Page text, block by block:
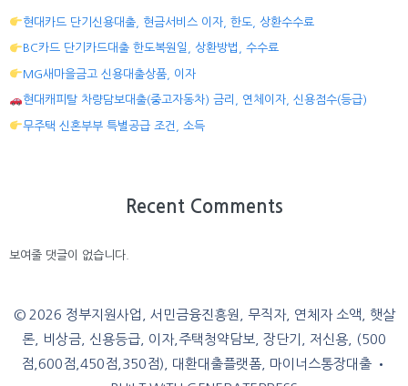
현대카드 단기신용대출, 현금서비스 이자, 한도, 상환수수료
BC카드 단기카드대출 한도복원일, 상환방법, 수수료
MG새마을금고 신용대출상품, 이자
현대캐피탈 차량담보대출(중고자동차) 금리, 연체이자, 신용점수(등급)
무주택 신혼부부 특별공급 조건, 소득
Recent Comments
보여줄 댓글이 없습니다.
© 2026 정부지원사업, 서민금융진흥원, 무직자, 연체자 소액, 햇살
론, 비상금, 신용등급, 이자,주택청약담보, 장단기, 저신용, (500
점,600점,450점,350점), 대환대출플랫폼, 마이너스통장대출 •